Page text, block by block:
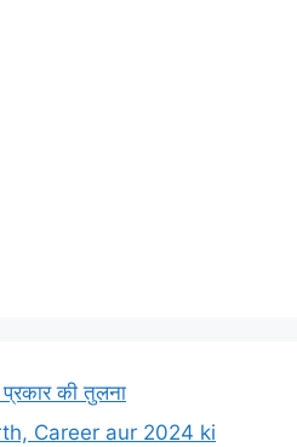
की तुलना
Career aur 2024 ki